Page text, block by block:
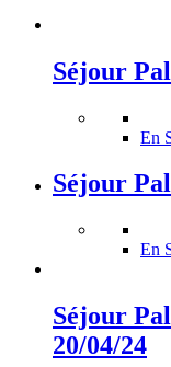
Séjour
En
Séjour
En
Séjour
20/04/24